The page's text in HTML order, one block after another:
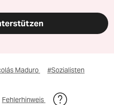
Maduro #Sozialisten
Fehlerhinweis